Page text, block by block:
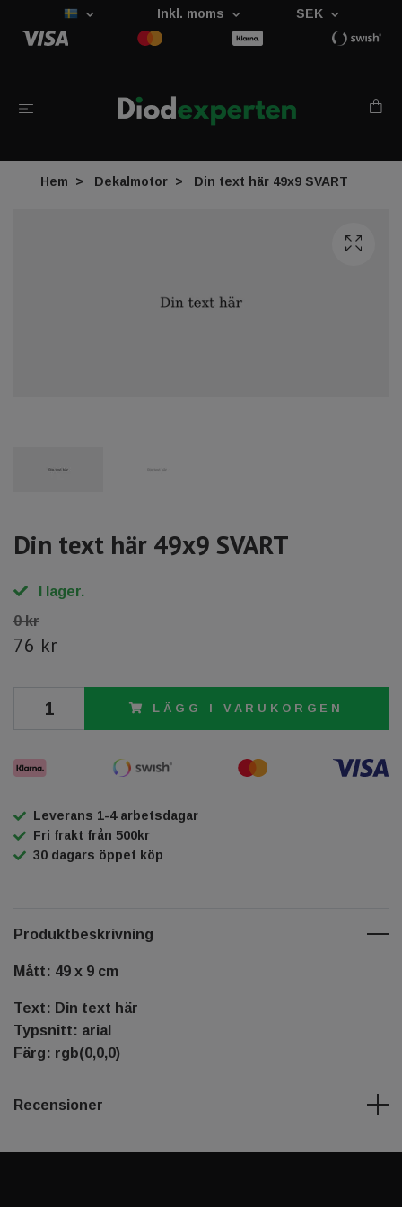
Inkl. moms SEK
Hem Dekalmotor Din text här 49x9 SVART
Din text här 49x9 SVART
I lager.
0 kr
76 kr
LÄGG I VARUKORGEN
Leverans 1-4 arbetsdagar
Fri frakt från 500kr
30 dagars öppet köp
Produktbeskrivning
Mått: 49 x 9 cm
Text: Din text här
Typsnitt: arial
Färg: rgb(0,0,0)
Recensioner